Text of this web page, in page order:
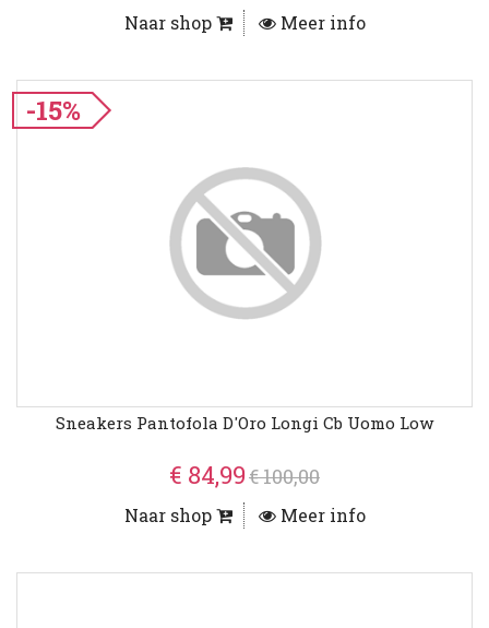
Naar shop Meer info
-15%
Sneakers Pantofola D'Oro Longi Cb Uomo Low
€ 84,99€ 100,00
Naar shop Meer info